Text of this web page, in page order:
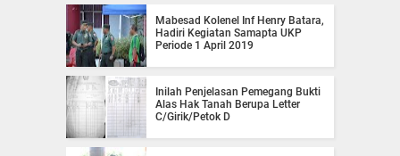
Mabesad Kolenel Inf Henry Batara,
Hadiri Kegiatan Samapta UKP
Periode 1 April 2019
Inilah Penjelasan Pemegang Bukti
Alas Hak Tanah Berupa Letter
C/Girik/Petok D